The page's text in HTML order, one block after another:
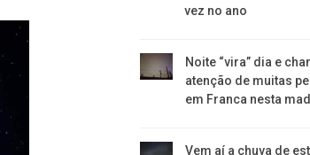
vez no ano
Noite “vira” dia e
atenção de muitas
em Franca nesta
Vem aí a chuva de